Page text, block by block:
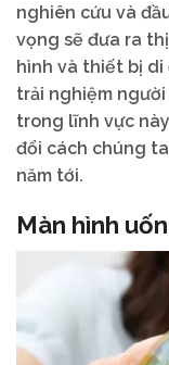
nghiên cứu và
vọng sẽ đưa ra
hình và thiết bị di
trải nghiệm
trong lĩnh vực
đổi cách chúng
năm tới.
Màn hình